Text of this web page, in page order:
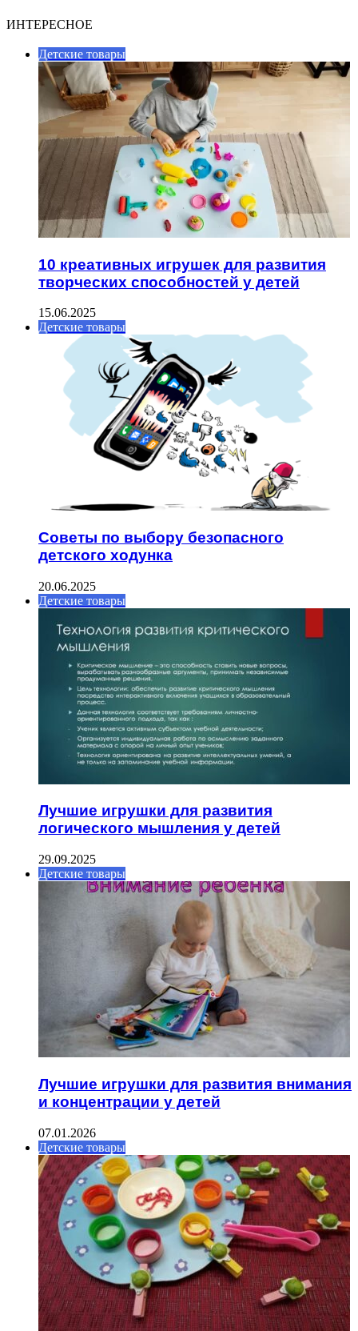
ИНТЕРЕСНОЕ
Детские товары
10 креативных игрушек для развития
творческих способностей у детей
15.06.2025
Детские товары
Советы по выбору безопасного
детского ходунка
20.06.2025
Детские товары
Лучшие игрушки для развития
логического мышления у детей
29.09.2025
Детские товары
Лучшие игрушки для развития внимания
и концентрации у детей
07.01.2026
Детские товары